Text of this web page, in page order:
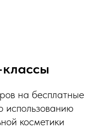
на бесплатные
использованию
косметики